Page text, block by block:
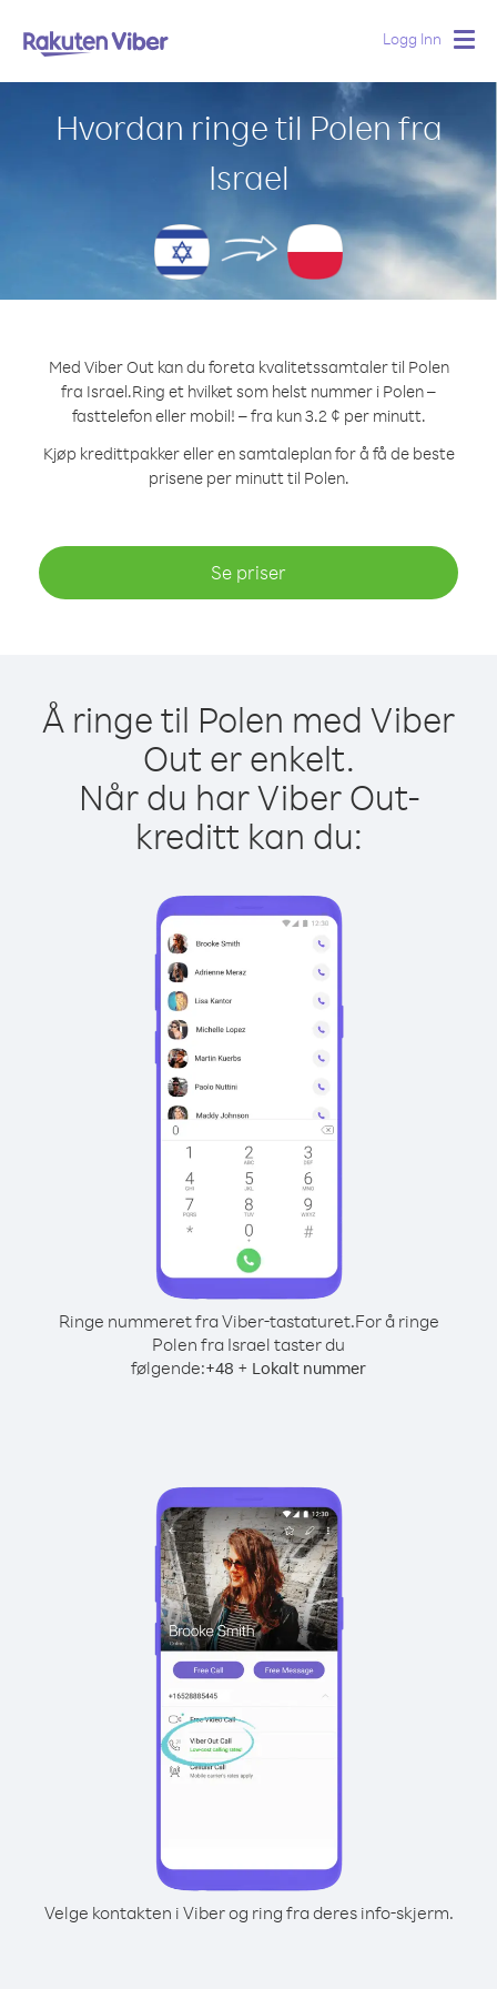
Logg Inn
Hvordan ringe til Polen fra
Israel
Med Viber Out kan du foreta kvalitetssamtaler til Polen
fra Israel.Ring et hvilket som helst nummer i Polen –
fasttelefon eller mobil! – fra kun 3.2 ¢ per minutt.
Kjøp kredittpakker eller en samtaleplan for å få de beste
prisene per minutt til Polen.
Se priser
Å ringe til Polen med Viber
Out er enkelt.
Når du har Viber Out-
kreditt kan du:
Ringe nummeret fra Viber-tastaturet.For å ringe
Polen fra Israel taster du
følgende:+48 + Lokalt nummer
Velge kontakten i Viber og ring fra deres info-skjerm.